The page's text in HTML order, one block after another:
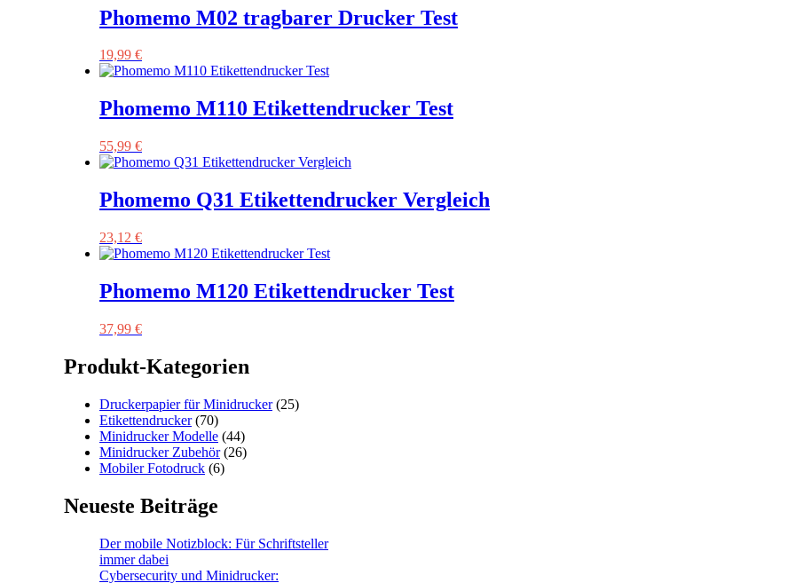
Phomemo M02 tragbarer Drucker Test
19,99 €
Phomemo M110 Etikettendrucker Test
55,99 €
Phomemo Q31 Etikettendrucker Vergleich
23,12 €
Phomemo M120 Etikettendrucker Test
37,99 €
Produkt-Kategorien
Druckerpapier für Minidrucker (25)
Etikettendrucker (70)
Minidrucker Modelle (44)
Minidrucker Zubehör (26)
Mobiler Fotodruck (6)
Neueste Beiträge
Der mobile Notizblock: Für Schriftsteller
immer dabei
Cybersecurity und Minidrucker: